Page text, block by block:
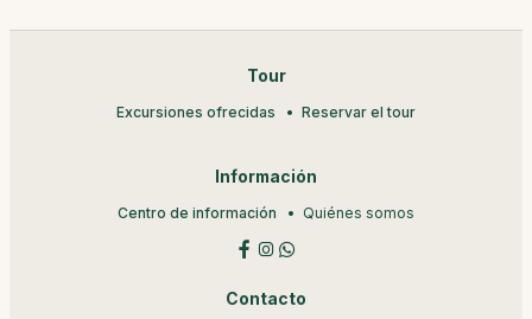
Tour
Excursiones ofrecidas Reservar el tour
Información
Centro de información Quiénes somos
Contacto